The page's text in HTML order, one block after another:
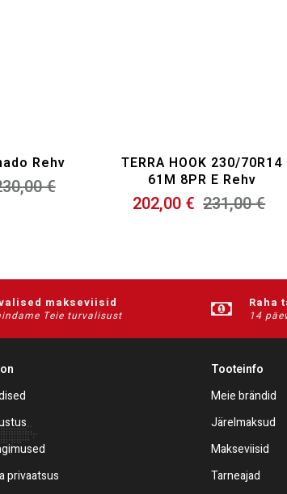
Rehv
€
TERRA HOOK 230/70R14
61M 8PR E Rehv
202,00 € 231,00 €
makseviisid
Teie turvalisust
Raha
14
privaatsus
Tooteinfo
Meie brändid
Järelmaksud
Makseviisid
Tarneajad